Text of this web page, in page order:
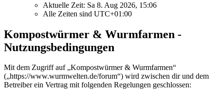
Aktuelle Zeit: Sa 8. Aug 2026, 15:06
Alle Zeiten sind UTC+01:00
Kompostwürmer & Wurmfarmen -
Nutzungsbedingungen
Mit dem Zugriff auf „Kompostwürmer & Wurmfarmen“
(„https://www.wurmwelten.de/forum“) wird zwischen dir und dem
Betreiber ein Vertrag mit folgenden Regelungen geschlossen: